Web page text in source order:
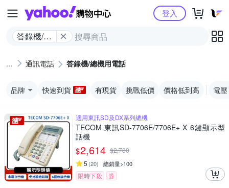
Yahoo購物中心
答錄機/總
登入
通訊電話 答錄機/總機用電話
品牌 快速到貨 有現貨 挑戰低價 價格低到高 電壓
適用東訊SD及DX系列總機
TECOM 東訊SD-7706E/7706E+ X 6鍵顯示型
話機
$2,614 $2,780
5 (20) 總銷量>100
限時下殺
券